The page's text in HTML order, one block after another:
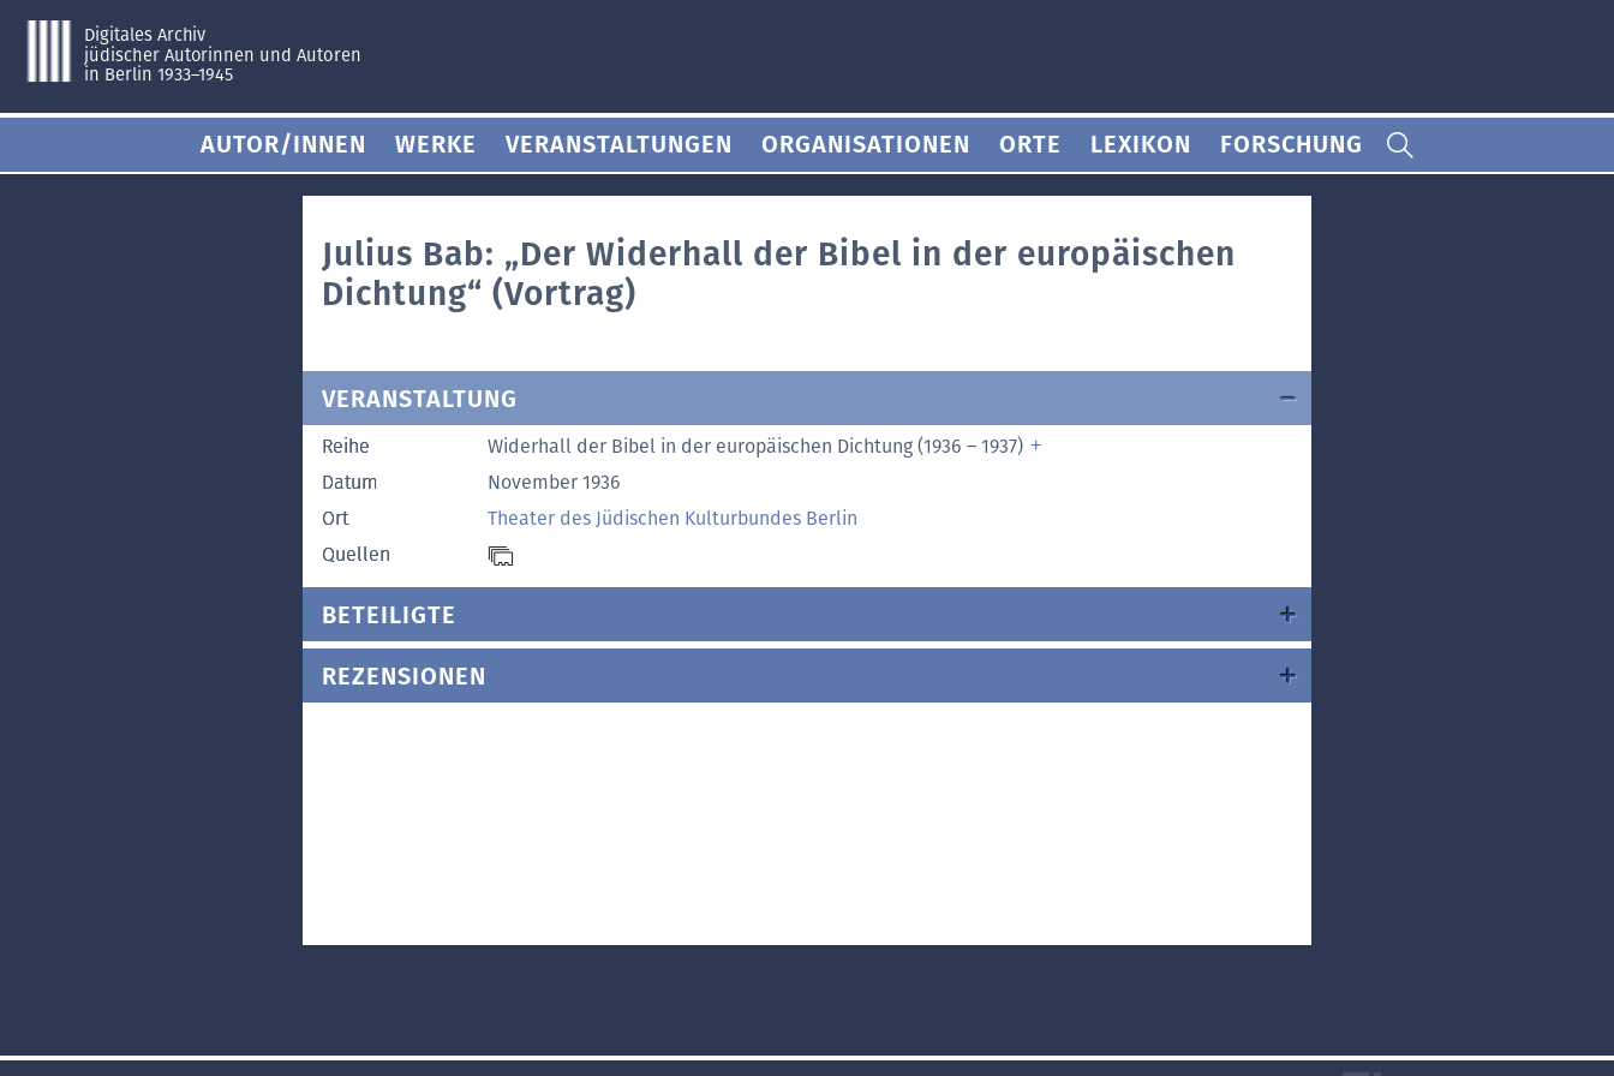
Digitales Archiv
jüdischer Autorinnen und Autoren
in Berlin 1933–1945
AUTOR/INNEN WERKE VERANSTALTUNGEN ORGANISATIONEN ORTE LEXIKON FORSCHUNG
Julius Bab: „Der Widerhall der Bibel in der europäischen
Dichtung“ (Vortrag)
VERANSTALTUNG
Reihe
Widerhall der Bibel in der europäischen Dichtung (1936 – 1937)
Datum
November 1936
Ort
Theater des Jüdischen Kulturbundes Berlin
Quellen
BETEILIGTE
REZENSIONEN